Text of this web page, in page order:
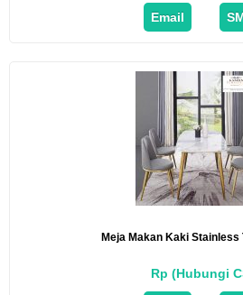
Email
Meja Makan Kaki Stainless
Rp (Hubungi